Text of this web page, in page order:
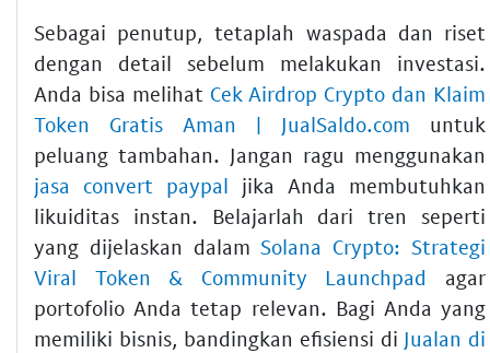
Sebagai penutup, tetaplah waspada dan riset
dengan detail sebelum melakukan investasi.
Anda bisa melihat Cek Airdrop Crypto dan Klaim
Token Gratis Aman | JualSaldo.com untuk
peluang tambahan. Jangan ragu menggunakan
jasa convert paypal jika Anda membutuhkan
likuiditas instan. Belajarlah dari tren seperti
yang dijelaskan dalamSolana Crypto: Strategi
Viral Token & Community Launchpad
agar
portofolio Anda tetap relevan. Bagi Anda yang
memiliki bisnis, bandingkan efisiensi di Jualan di